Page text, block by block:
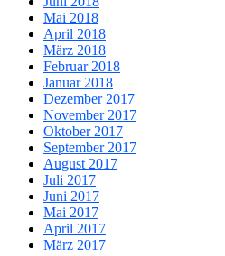
Mai 2018
April 2018
März 2018
Februar 2018
Januar 2018
Dezember 2017
November 2017
Oktober 2017
September 2017
August 2017
Juli 2017
Juni 2017
Mai 2017
April 2017
März 2017